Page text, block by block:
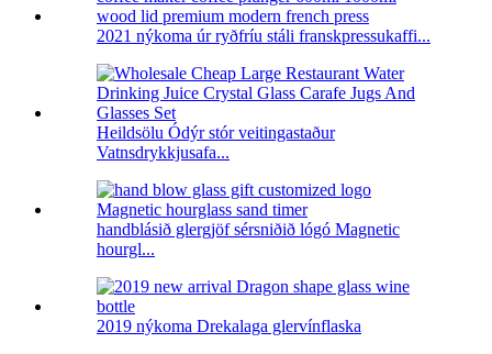
2021 nýkoma úr ryðfríu stáli franskpressukaffi...
Heildsölu Ódýr stór veitingastaður
Vatnsdrykkjusafa...
handblásið glergjöf sérsniðið lógó Magnetic
hourgl...
2019 nýkoma Drekalaga glervínflaska